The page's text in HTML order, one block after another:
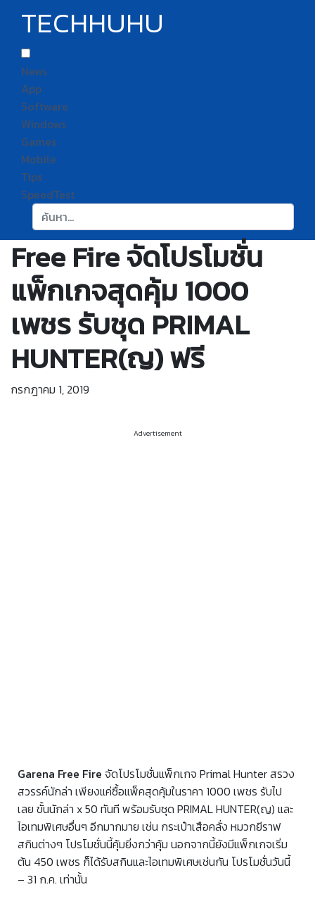
TECHHUHU
News
App
Software
Windows
Games
Mobile
Tips
SpeedTest
ค้นหา:
Free Fire จัดโปรโมชั่น
แพ็กเกจสุดคุ้ม 1000
เพชร รับชุด PRIMAL
HUNTER(ญ) ฟรี
กรกฎาคม 1, 2019
Advertisement
Garena Free Fire จัดโปรโมชั่นแพ็กเกจ Primal Hunter สรวง
สวรรค์นักล่า เพียงแค่ซื้อแพ็คสุดคุ้มในราคา 1000 เพชร รับไป
เลย ขั้นนักล่า x 50 ทันที พร้อมรับชุด PRIMAL HUNTER(ญ) และ
ไอเทมพิเศษอื่นๆ อีกมากมาย เช่น กระเป๋าเสือคลั่ง หมวกยีราฟ
สกินต่างๆ โปรโมชั่นนี้คุ้มยิ่งกว่าคุ้ม นอกจากนี้ยังมีแพ็กเกจเริ่ม
ต้น 450 เพชร ก็ได้รับสกินและไอเทมพิเศษเช่นกัน โปรโมชั่นวันนี้
– 31 ก.ค. เท่านั้น